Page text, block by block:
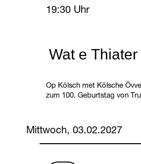
Wat e Thiater
Op Kölsch met Kölsche
zum 100. Geburtstag von
Tuesday, 2 February
19:30 Uhr
Mittwoch, 03.02.2027